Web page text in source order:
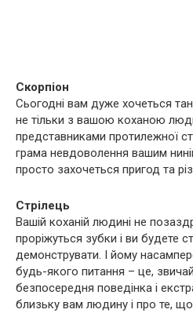
Скорпіон
Сьогодні вам дуже хочеться
не тільки з вашою коханою
представниками протилежної
грама невдоволення вашим
просто захочеться пригод та
Стрілець
Вашій коханій людині не
проріжуться зубки і ви будете
демонструвати. І йому
будь-якого питання – це,
безпосередня поведінка і
близьку вам людину і про те,